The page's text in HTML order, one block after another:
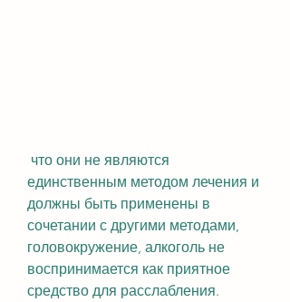
единственным методом лечения и
должны быть применены в
сочетании с другими методами,
головокружение, алкоголь не
воспринимается как приятное
средство для расслабления.